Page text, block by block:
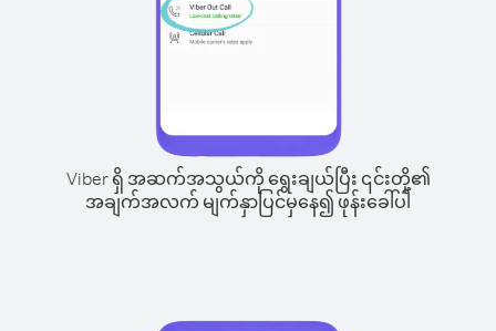
Viber ရှိ အဆက်အသွယ်ကို ရွေးချယ်ပြီး ၎င်းတို့၏
အချက်အလက် မျက်နှာပြင်မှနေ၍ ဖုန်းခေါ်ပါ